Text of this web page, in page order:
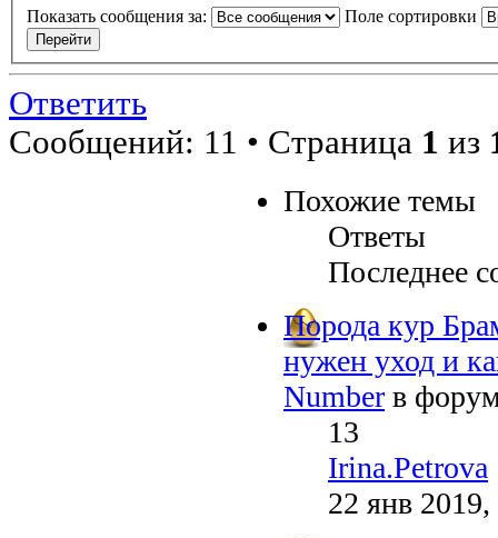
Показать сообщения за: Поле сортировки
Ответить
Сообщений: 11 • Страница 1 из
Похожие темы
Ответы
Последнее
Порода кур
нужен уход и
Number в
13
Irina.Petrova
22 янв